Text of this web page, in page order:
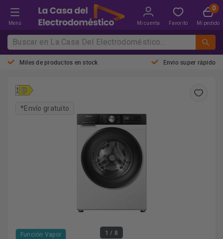
Menú Mi cuenta Favorito Mi pedido
Miles de productos en stock Envio super rápido
1 / 8
*Envío gratuito
Función Vapor